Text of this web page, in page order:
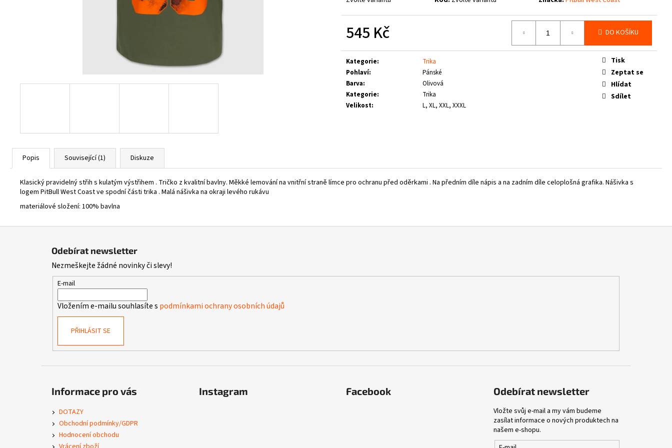
545 Kč
cena:
DO KOŠÍKU
Kategorie:
Trika
Pohlaví:
Pánské
Barva:
Olivová
Kategorie:
Trika
Velikost: L, XL, XXL, XXXL
Tisk
Zeptat se
Hlídat
Sdílet
Popis Související (1) Diskuze
Klasický pravidelný střih s kulatým výstřihem . Tričko z kvalitní bavlny. Měkké lemování na vnitřní straně límce pro ochranu před oděrkami . Na předním díle nápis a na zadním díle celoplošná grafika. Nášivka s
logem PitBull West Coast ve spodní části trika . Malá nášivka na okraji levého rukávu
materiálové složení: 100% bavlna
790 Kč
Odebírat newsletter
Nezmeškejte žádné novinky či slevy!
E-mail
Vložením e-mailu souhlasíte s podmínkami ochrany osobních údajů
PŘIHLÁSIT SE
Informace pro vás
DOTAZY
Obchodní podmínky/GDPR
Hodnocení obchodu
Instagram Facebook Odebírat newsletter
Vložte svůj e-mail a my vám budeme
zasílat informace o nových produktech na
našem e-shopu.